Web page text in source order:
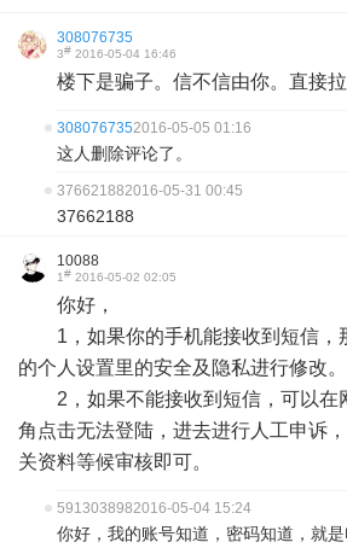
308076735
3# 2016-05-04 16:46
楼下是骗子。信不信由你。直接拉
3080767352016-05-05 01:16
这人删除评论了。
376621882016-05-31 00:45
37662188
10088
1# 2016-05-02 02:05
你好，
1，如果你的手机能接收到短信，
的个人设置里的安全及隐私进行修改。
2，如果不能接收到短信，可以在
角点击无法登陆，进去进行人工申诉
关资料等候审核即可。
5913038982016-05-04 15:24
你好，我的账号知道，密码知道，就